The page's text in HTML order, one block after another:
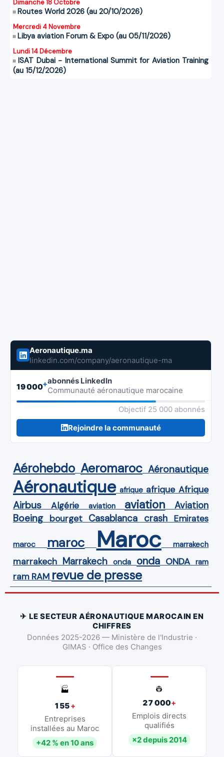
Dimanche 18 Octobre
Routes World 2026 (au 20/10/2026)
Mercredi 4 Novembre
Libya aviation Forum & Expo (au 05/11/2026)
Lundi 14 Décembre
ISAT Dubai - International Summit for Aviation Training
(au 15/12/2026)
Aeronautique.ma
linkedin.com/company/aeronautique-ma
19 000+abonnés LinkedIn
Communauté aéronautique marocaine
Objectif 25 000 abonnés
Rejoindre la communauté
Aérohebdo Aeromaroc Aéronautique
Aéronautique afrique afrique Afrique
Airbus Algérie aviation aviation Aviation
Boeing bourget Casablanca crash Emirates
maroc maroc Maroc marrakech
marrakech Marrakech onda onda ONDA ram
ram RAM revue de presse
✈ LE SECTEUR AÉRONAUTIQUE MAROCAIN EN
CHIFFRES
Données 2025-2026 — Ministère de l'Industrie ·
GIMAS · Office des Changes
🏭
155+
Entreprises
installées au Maroc
+42 % en 10 ans
👷
27 000+
Emplois directs
qualifiés
×2 depuis 2014